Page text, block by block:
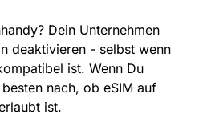
Dein Unternehmen
deaktivieren - selbst wenn
ist. Wenn Du
nach, ob eSIM auf
ist.